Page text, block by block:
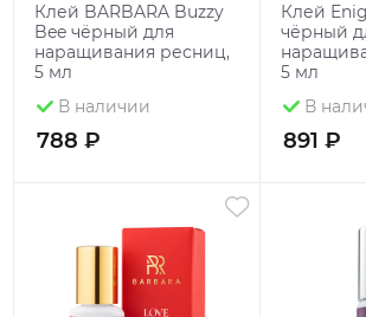
Клей BARBARA Buzzy
Bee чёрный для
наращивания ресниц,
5 мл
В наличии
788 ₽
Клей
чёрный
5 мл
В
891 ₽